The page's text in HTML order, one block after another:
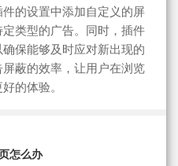
的设置中添加自定义的屏
类型的广告。同时，插件
保能够及时应对新出现的
蔽的效率，让用户在浏览
的体验。
怎么办